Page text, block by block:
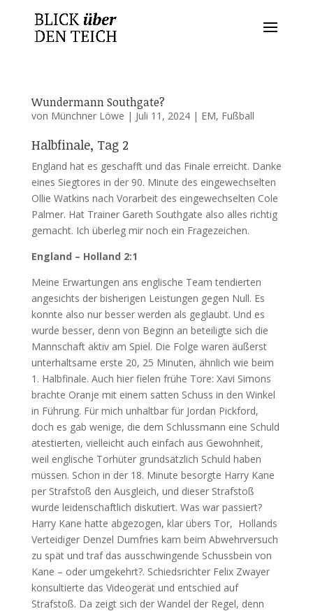
Wundermann Southgate?
von Münchner Löwe | Juli 11, 2024| EM, Fußball
Halbfinale, Tag 2
England hat es geschafft und das Finale erreicht. Danke
eines Siegtores in der 90. Minute des eingewechselten
Ollie Watkins nach Vorarbeit des eingewechselten Cole
Palmer. Hat Trainer Gareth Southgate also alles richtig
gemacht. Ich überleg mir noch ein Fragezeichen.
England – Holland 2:1
Meine Erwartungen ans englische Team tendierten
angesichts der bisherigen Leistungen gegen Null. Es
konnte also nur besser werden als geglaubt. Und es
wurde besser, denn von Beginn an beteiligte sich die
Mannschaft aktiv am Spiel. Die Folge waren äußerst
unterhaltsame erste 20, 25 Minuten, ähnlich wie beim
1. Halbfinale. Auch hier fielen frühe Tore: Xavi Simons
brachte Oranje mit einem satten Schuss in den Winkel
in Führung. Für mich unhaltbar für Jordan Pickford,
doch es gab wenige, die dem Schlussmann eine Schuld
atestierten, vielleicht auch einfach aus Gewohnheit,
weil englische Torhüter grundsätzlich Schuld haben
müssen. Schon in der 18. Minute besorgte Harry Kane
per Strafstoß den Ausgleich, und dieser Strafstoß
wurde leidenschaftlich diskutiert. Was war passiert?
Harry Kane hatte abgezogen, klar übers Tor, Hollands
Verteidiger Denzel Dumfries kam beim Abwehrversuch
zu spät und traf das ausschwingende Schussbein von
Kane – oder umgekehrt?. Schiedsrichter Felix Zwayer
konsultierte das Videogerät und entschied auf
Strafstoß. Da zeigt sich der Wandel der Regel, denn